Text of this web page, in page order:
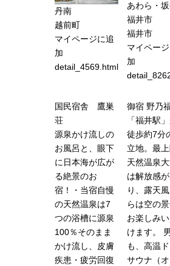
丹南
越前町
マイページに追
加
detail_4569.html
あわら・
福井市
福井市
マイペー
加
国民宿舎 鷹巣
荘
源泉かけ流しの
お風呂と、眼下
に日本海が広が
る絶景のお
宿！・当宿自慢
の天然温泉は7
つの浴槽に源泉
100％そのまま
かけ流し、皮膚
疾患・疲労回復
御宿 野乃
「福井駅
徒歩約7分
立地。最
天然温泉
は解放感
り、露天
らは空の
お楽しみ
けます。
も、高温
サウナ（